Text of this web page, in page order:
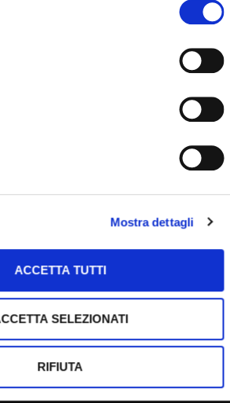
Mostra dettagli
ACCETTA TUTTI
SELEZIONATI
RIFIUTA
Media:0]